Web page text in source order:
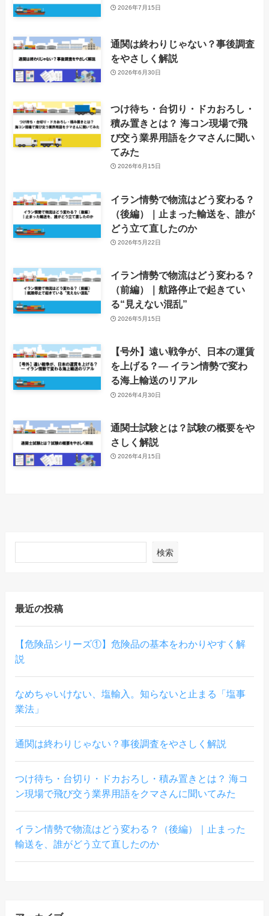
2026年7月15日
通関は終わりじゃない？事後調査
をやさしく解説
2026年6月30日
つけ待ち・台切り・ドカおろし・
積み置きとは？ 海コン現場で飛
び交う業界用語をクマさんに聞い
てみた
2026年6月15日
イラン情勢で物流はどう変わる？
（後編）｜止まった輸送を、誰が
どう立て直したのか
2026年5月22日
イラン情勢で物流はどう変わる？
（前編）｜航路停止で起きてい
る“見えない混乱”
2026年5月15日
【号外】遠い戦争が、日本の運賃
を上げる？― イラン情勢で変わ
る海上輸送のリアル
2026年4月30日
通関士試験とは？試験の概要をや
さしく解説
2026年4月15日
検索
最近の投稿
【危険品シリーズ①】危険品の基本をわかりやすく解
説
なめちゃいけない、塩輸入。知らないと止まる「塩事
業法」
通関は終わりじゃない？事後調査をやさしく解説
つけ待ち・台切り・ドカおろし・積み置きとは？ 海コ
ン現場で飛び交う業界用語をクマさんに聞いてみた
イラン情勢で物流はどう変わる？（後編）｜止まった
輸送を、誰がどう立て直したのか